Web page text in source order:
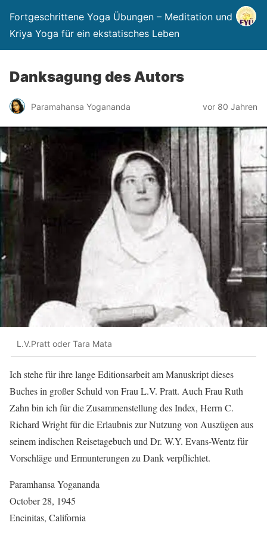
Fortgeschrittene Yoga Übungen – Meditation und
Kriya Yoga für ein ekstatisches Leben
Danksagung des Autors
Paramahansa Yogananda vor 80 Jahren
L.V.Pratt oder Tara Mata
Ich stehe für ihre lange Editionsarbeit am Manuskript dieses
Buches in großer Schuld von Frau L.V. Pratt. Auch Frau Ruth
Zahn bin ich für die Zusammenstellung des Index, Herrn C.
Richard Wright für die Erlaubnis zur Nutzung von Auszügen aus
seinem indischen Reisetagebuch und Dr. W.Y. Evans-Wentz für
Vorschläge und Ermunterungen zu Dank verpflichtet.
Paramhansa Yogananda
October 28, 1945
Encinitas, California